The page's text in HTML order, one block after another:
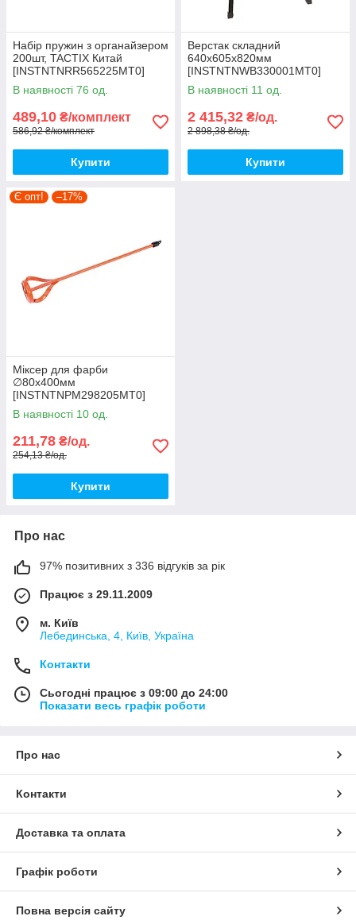
Набір пружин з органайзером
200шт, TACTIX Китай
[INSTNTNRR565225MT0]
В наявності 76 од.
489,10 ₴/комплект
586,92 ₴/комплект
Купити
Верстак складний
640x605x820мм
[INSTNTNWB330001MT0]
330001 TACTIX
В наявності 11 од.
2 415,32 ₴/од.
2 898,38 ₴/од.
Купити
Є опт! –17%
Міксер для фарби
∅80x400мм
[INSTNTNPM298205MT0]
298205 TACTIX
В наявності 10 од.
211,78 ₴/од.
254,13 ₴/од.
Купити
Про нас
97% позитивних з 336 відгуків за рік
Працює з 29.11.2009
м. Київ
Лебединська, 4, Київ, Україна
Контакти
Сьогодні працює з 09:00 до 24:00
Показати весь графік роботи
Про нас
Контакти
Доставка та оплата
Графік роботи
Повна версія сайту